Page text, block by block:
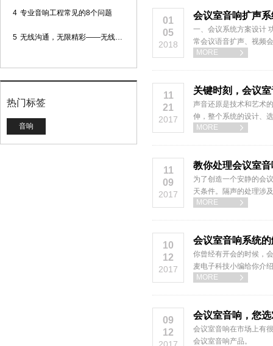
4 专业音响工程常见的8个问题
5 无线沟通，无限精彩——无线会议话筒
热门标签
音响
01
05
2018
会议室音响扩声
一、会议系统方案设计
常会议语音扩声、视频
MORE

11
21
2017
关键时刻，会议
声音还原是技术和艺术
伸，整个系统的设计、
是怎样的呢？
MORE 
11
09
2017
教你处理会议室
为了创造一个安静的会
天条件。隔声的处理涉
MORE

10
12
2017
会议室音响系统
你曾经有开会的时候，
麦电子科技小编给你介
MORE

09
12
会议室音响，您
会议室音响在市场上有
会议室音响产品。